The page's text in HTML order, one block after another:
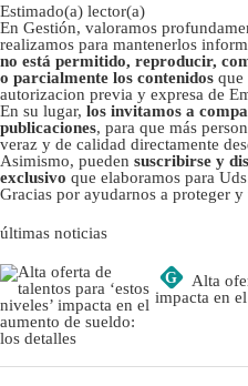
Estimado(a) lector(a)
En Gestión, valoramos
realizamos para mantenerlos
no está permitido, reproducir,
o parcialmente los contenidos que
autorizacion previa y expresa de
En su lugar, los invitamos a
publicaciones, para que más
veraz y de calidad directamente
Asimismo, pueden suscribirse y
exclusivo que elaboramos para
Gracias por ayudarnos a proteger
últimas noticias
G
Alta
impacta en